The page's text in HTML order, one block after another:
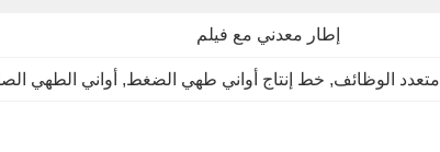
إطار معدني مع فيلم
متعدد الوظائف, خط إنتاج أواني طهي الضغط, أواني الطهي